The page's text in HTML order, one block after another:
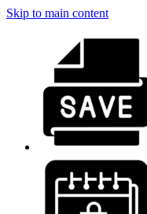
Skip to main content